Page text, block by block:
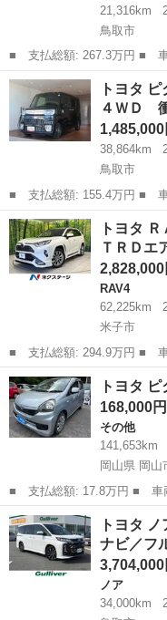
21,316km
鳥取市
■ 支払総額: 267.3万円 ■ 車両本体価格： 2,585,000 円 ■ メーカ
ー名： トヨタ ■ 車種名
ツ 衝突被害軽減システム
Ｄヘッド...
鳥取 鳥取市 アクア
トヨタ
４ＷＤ
1,485,000
38,864km
鳥取市
■ 支払総額: 155.4万円 ■ 車両本体価格： 1,485,000 円 ■ メーカ
ー名： トヨタ ■ 車種名
ーボ ＳＡＩＩＩ ４ＷＤ
リーナビ...
鳥取 鳥取市 トヨタ
トヨタ
ＴＲＤ
2,828,000
RAV4
62,225km
米子市
■ 支払総額: 294.9万円 ■ 車両本体価格： 2,828,000 円 ■ メーカ
ー名： トヨタ ■ 車種名
ッケージ ４ＷＤ ＴＲＤエ
突被害軽...
鳥取 米子市 RAV4
トヨタ
168,000円
その他
141,653km
岡山県 岡山
■ 支払総額: 17.8万円 ■ 車両本体価格： 168,000 円 ■ メーカー
名： トヨタ ■ 車種名：
■ 排気量： 660cc ■ ドア
岡山 岡山市 その他
トヨタ
ナビ／フ
3,704,000
ノア
34,000km